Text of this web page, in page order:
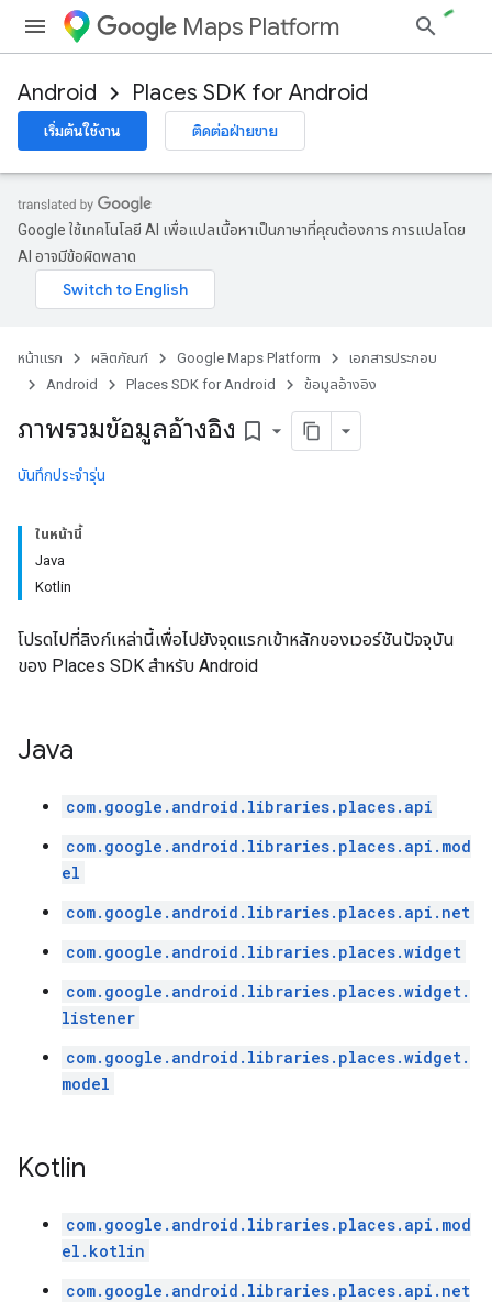
Maps Platform
Android Places SDK for Android
เริ่มต้นใช้งาน ติดต่อฝ่ายขาย
Google ใช้เทคโนโลยี AI เพื่อแปลเนื้อหาเป็นภาษาที่คุณต้องการ การแปลโดย
AI อาจมีข้อผิดพลาด
หน้าแรก ผลิตภัณฑ์ Google Maps Platform
เอกสารประกอบ
Android
Places SDK for Android ข้อมูลอ้างอิง
ภาพรวมข้อมูลอ้างอิง bookmark_border
บันทึกประจำรุ่น
ในหน้านี้
Java
Kotlin
โปรดไปที่ลิงก์เหล่านี้เพื่อไปยังจุดแรกเข้าหลักของเวอร์ชันปัจจุบัน
ของ Places SDK สําหรับ Android
Java
com.google.android.libraries.places.api
com.google.android.libraries.places.api.mod
el
com.google.android.libraries.places.api.net
com.google.android.libraries.places.widget
com.google.android.libraries.places.widget.
listener
com.google.android.libraries.places.widget.
model
Kotlin
com.google.android.libraries.places.api.mod
el.kotlin
com.google.android.libraries.places.api.net